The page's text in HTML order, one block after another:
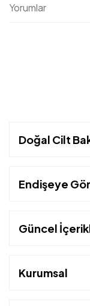
Yorumlar
Doğal Cilt
Endişeye
Güncel
Kurumsal